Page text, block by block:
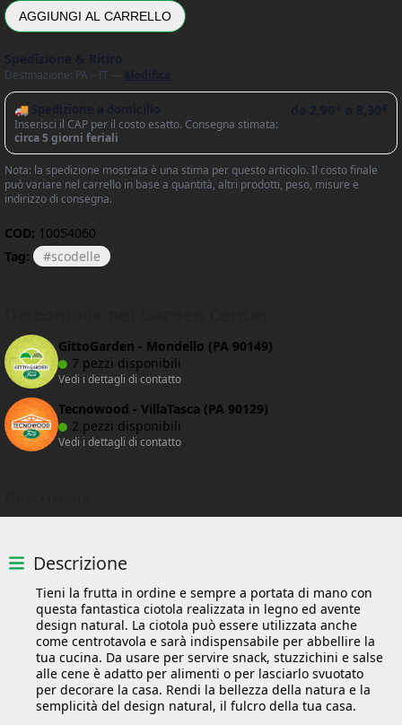
AGGIUNGI AL CARRELLO
Destinazione: PA – IT —
🚚 Spedizione a domicilio
Inserisci il CAP per il costo esatto. Consegna stimata:
circa 5 giorni feriali
Nota: la spedizione mostrata è una stima per questo articolo. Il costo finale
può variare nel carrello in base a quantità, altri prodotti, peso, misure e
indirizzo di consegna.
COD: 10054060
Tag:
scodelle
GittoGarden - Mondello (PA 90149)
7 pezzi disponibili
Vedi i dettagli di contatto
Tecnowood - VillaTasca (PA 90129)
2 pezzi disponibili
Vedi i dettagli di contatto
Descrizione
Tieni la frutta in ordine e sempre a portata di mano con
questa fantastica ciotola realizzata in legno ed avente
design natural. La ciotola può essere utilizzata anche
come centrotavola e sarà indispensabile per abbellire la
tua cucina. Da usare per servire snack, stuzzichini e salse
alle cene è adatto per alimenti o per lasciarlo svuotato
per decorare la casa. Rendi la bellezza della natura e la
semplicità del design natural, il fulcro della tua casa.